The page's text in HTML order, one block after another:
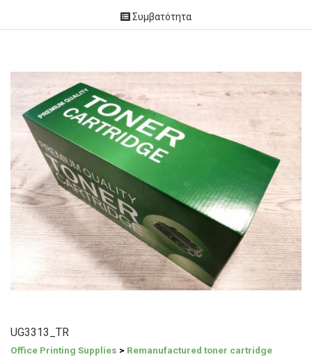
Συμβατότητα
UG3313_TR
Office Printing Supplies > Remanufactured toner cartridge